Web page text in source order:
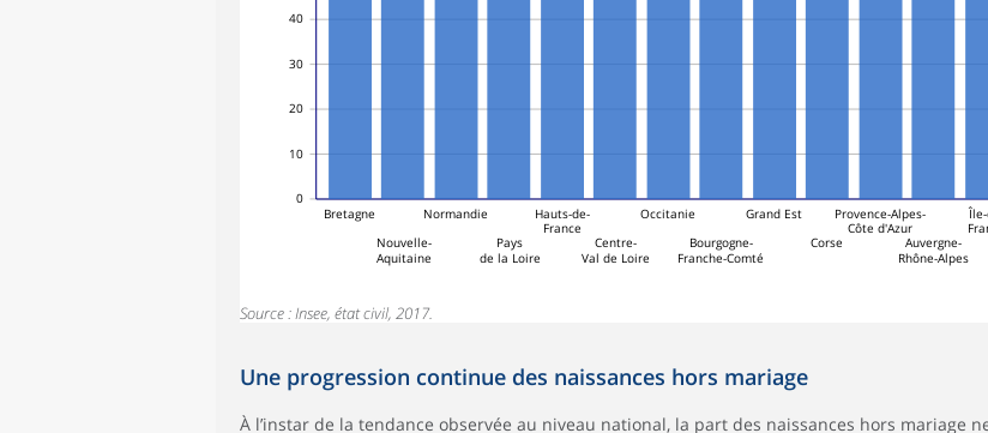
0
10
20
30
40
Bretagne
Nouvelle-
Aquitaine
Normandie
Pays
de la Loire
Hauts-de-
France
Centre-
Val de Loire
Occitanie
Bourgogne-
Franche-Comté
Grand Est
Corse
Provence-Alpes-
Côte d'Azur
Auvergne-
Rhône-Alpes
Source : Insee, état civil, 2017.
Une progression continue des naissances hors mariage
À l’instar de la tendance observée au niveau national, la part des naissances hors mariage